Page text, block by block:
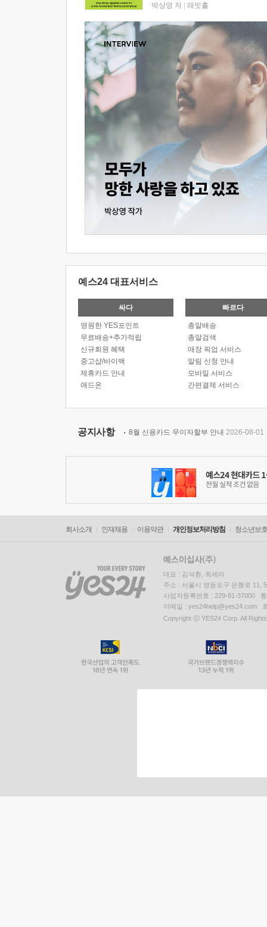
박상영 저 래빗홀
예스24 대표서비스
싸다
영원한 YES포인트
무료배송+추가적립
신규회원 혜택
중고샵/바이백
제휴카드 안내
애드온
빠르다
총알배송
총알검색
매장 픽업 서비스
알림 신청 안내
모바일 서비스
간편결제 서비스
공지사항 8월 신용카드 무이자할부 안내 2026-08-01
회사소개 인재채용 이용약관 개인정보처리방침 청소년보
대표 : 김석환, 최세라
주소 : 서울시 영등포구 은행로 11,
사업자등록번호 : 229-81-37000
이메일 : yes24help@yes24.com
Copyright ⓒ YES24 Corp. All